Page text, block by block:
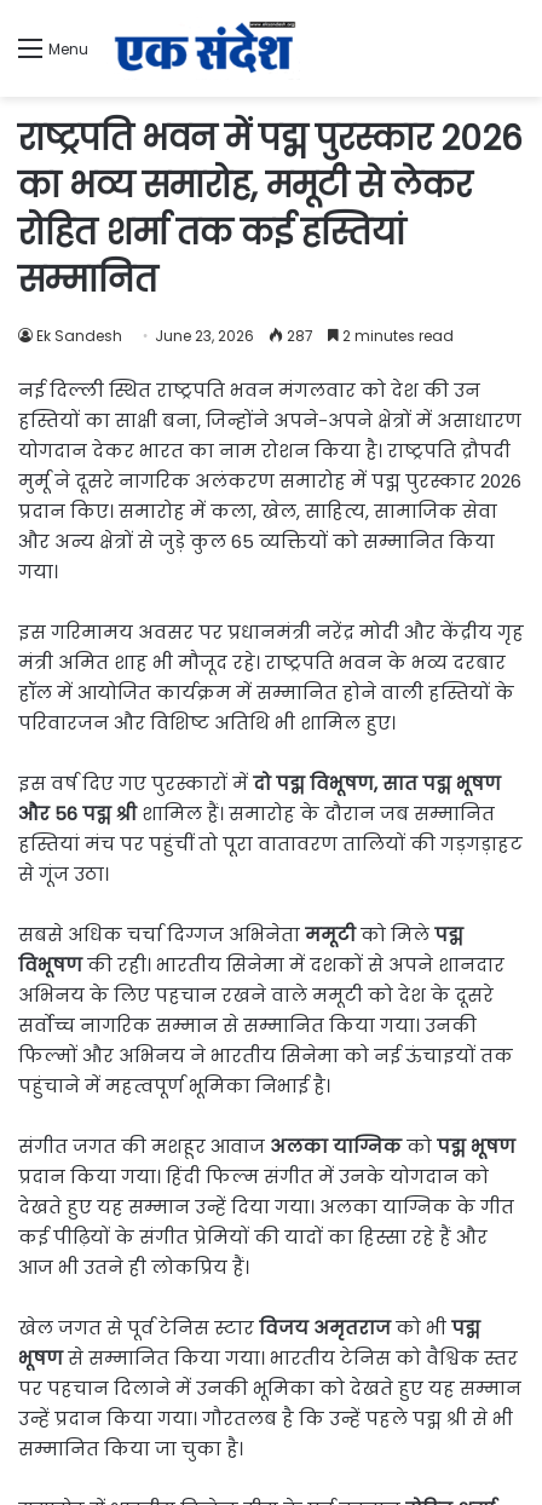
Menu
राष्ट्रपति भवन में पद्म पुरस्कार 2026
का भव्य समारोह, ममूटी से लेकर
रोहित शर्मा तक कई हस्तियां
सम्मानित
Ek Sandesh June 23, 2026 287 2 minutes read
नई दिल्ली स्थित राष्ट्रपति भवन मंगलवार को देश की उन
हस्तियों का साक्षी बना, जिन्होंने अपने-अपने क्षेत्रों में असाधारण
योगदान देकर भारत का नाम रोशन किया है। राष्ट्रपति द्रौपदी
मुर्मू ने दूसरे नागरिक अलंकरण समारोह में पद्म पुरस्कार 2026
प्रदान किए। समारोह में कला, खेल, साहित्य, सामाजिक सेवा
और अन्य क्षेत्रों से जुड़े कुल 65 व्यक्तियों को सम्मानित किया
गया।
इस गरिमामय अवसर पर प्रधानमंत्री नरेंद्र मोदी और केंद्रीय गृह
मंत्री अमित शाह भी मौजूद रहे। राष्ट्रपति भवन के भव्य दरबार
हॉल में आयोजित कार्यक्रम में सम्मानित होने वाली हस्तियों के
परिवारजन और विशिष्ट अतिथि भी शामिल हुए।
इस वर्ष दिए गए पुरस्कारों मेंदो पद्म विभूषण, सात पद्म भूषण
और 56 पद्म श्रीशामिल हैं। समारोह के दौरान जब सम्मानित
हस्तियां मंच पर पहुंचीं तो पूरा वातावरण तालियों की गड़गड़ाहट
से गूंज उठा।
सबसे अधिक चर्चा दिग्गज अभिनेताममूटीको मिलेपद्म
विभूषणकी रही। भारतीय सिनेमा में दशकों से अपने शानदार
अभिनय के लिए पहचान रखने वाले ममूटी को देश के दूसरे
सर्वोच्च नागरिक सम्मान से सम्मानित किया गया। उनकी
फिल्मों और अभिनय ने भारतीय सिनेमा को नई ऊंचाइयों तक
पहुंचाने में महत्वपूर्ण भूमिका निभाई है।
संगीत जगत की मशहूर आवाज अलका याग्निककोपद्म भूषण
प्रदान किया गया। हिंदी फिल्म संगीत में उनके योगदान को
देखते हुए यह सम्मान उन्हें दिया गया। अलका याग्निक के गीत
कई पीढ़ियों के संगीत प्रेमियों की यादों का हिस्सा रहे हैं और
आज भी उतने ही लोकप्रिय हैं।
खेल जगत से पूर्व टेनिस स्टारविजय अमृतराजको भीपद्म
भूषणसे सम्मानित किया गया। भारतीय टेनिस को वैश्विक स्तर
पर पहचान दिलाने में उनकी भूमिका को देखते हुए यह सम्मान
उन्हें प्रदान किया गया। गौरतलब है कि उन्हें पहले पद्म श्री से भी
सम्मानित किया जा चुका है।